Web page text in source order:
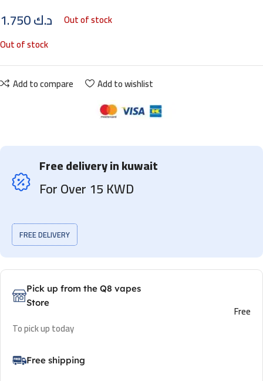
د.ك
Out of stock
Out of stock
Add to compare Add to wishlist
Free delivery in kuwait
For Over 15 KWD
FREE DELIVERY
Pick up from the Q8 vapes
Store
To pick up today
Free
Free shipping